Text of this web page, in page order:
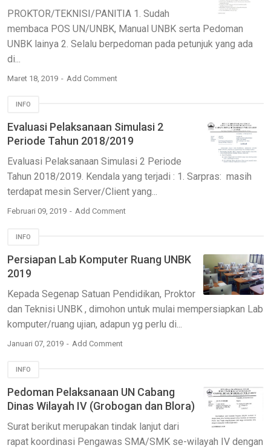
PROKTOR/TEKNISI/PANITIA 1. Sudah
membaca POS UN/UNBK, Manual UNBK serta Pedoman
UNBK lainya 2. Selalu berpedoman pada petunjuk yang ada
di...
Maret 18, 2019 Add Comment
INFO
Evaluasi Pelaksanaan Simulasi 2
Periode Tahun 2018/2019
Evaluasi Pelaksanaan Simulasi 2 Periode
Tahun 2018/2019. Kendala yang terjadi : 1. Sarpras: masih
terdapat mesin Server/Client yang...
Februari 09, 2019 Add Comment
INFO
Persiapan Lab Komputer Ruang UNBK
2019
Kepada Segenap Satuan Pendidikan, Proktor
dan Teknisi UNBK , dimohon untuk mulai mempersiapkan Lab
komputer/ruang ujian, adapun yg perlu di...
Januari 07, 2019 Add Comment
INFO
Pedoman Pelaksanaan UN Cabang
Dinas Wilayah IV (Grobogan dan Blora)
Surat berikut merupakan tindak lanjut dari
rapat koordinasi Pengawas SMA/SMK se-wilayah IV dengan